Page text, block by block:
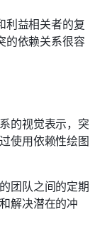
利益相关者的复
的依赖关系很容
的视觉表示，突
使用依赖性绘图
团队之间的定期
解决潜在的冲